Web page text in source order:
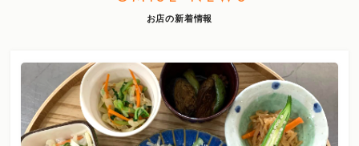
お店の新着情報